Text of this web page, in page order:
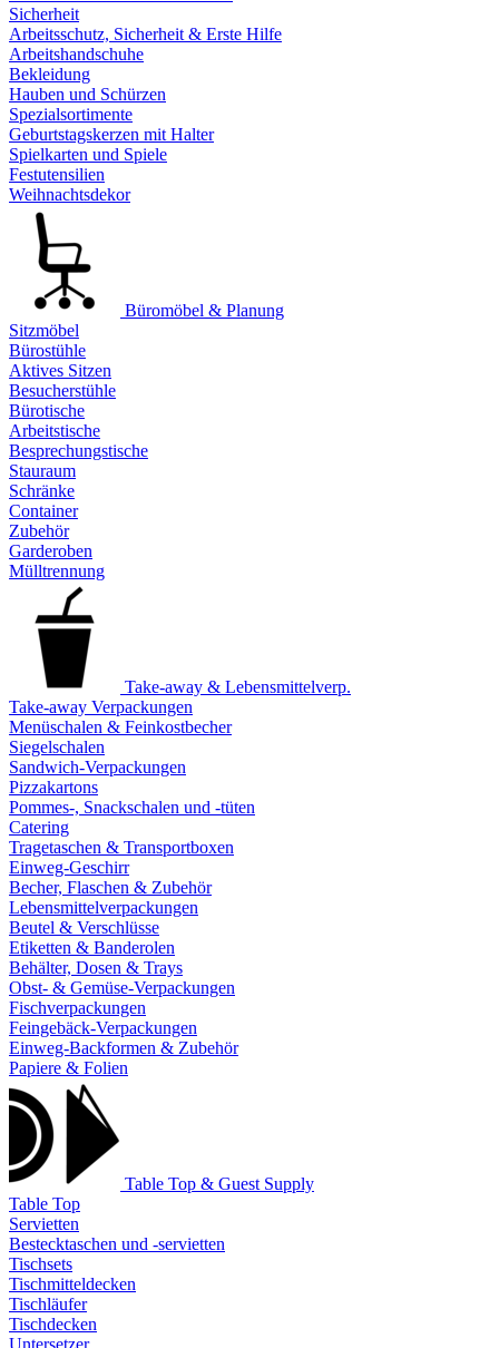
Sicherheit
Arbeitsschutz, Sicherheit & Erste Hilfe
Arbeitshandschuhe
Bekleidung
Hauben und Schürzen
Spezialsortimente
Geburtstagskerzen mit Halter
Spielkarten und Spiele
Festutensilien
Weihnachtsdekor
Büromöbel & Planung
Sitzmöbel
Bürostühle
Aktives Sitzen
Besucherstühle
Bürotische
Arbeitstische
Besprechungstische
Stauraum
Schränke
Container
Zubehör
Garderoben
Mülltrennung
Take-away & Lebensmittelverp.
Take-away Verpackungen
Menüschalen & Feinkostbecher
Siegelschalen
Sandwich-Verpackungen
Pizzakartons
Pommes-, Snackschalen und -tüten
Catering
Tragetaschen & Transportboxen
Einweg-Geschirr
Becher, Flaschen & Zubehör
Lebensmittelverpackungen
Beutel & Verschlüsse
Etiketten & Banderolen
Behälter, Dosen & Trays
Obst- & Gemüse-Verpackungen
Fischverpackungen
Feingebäck-Verpackungen
Einweg-Backformen & Zubehör
Papiere & Folien
Table Top & Guest Supply
Table Top
Servietten
Bestecktaschen und -servietten
Tischsets
Tischmitteldecken
Tischläufer
Tischdecken